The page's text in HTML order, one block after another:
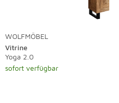
WOLFMÖBEL
Vitrine
Yoga 2.0
sofort verfügbar